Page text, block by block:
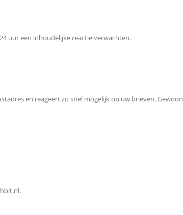
uur een inhoudelijke reactie verwachten.
en reageert zo snel mogelijk op uw brieven.
.